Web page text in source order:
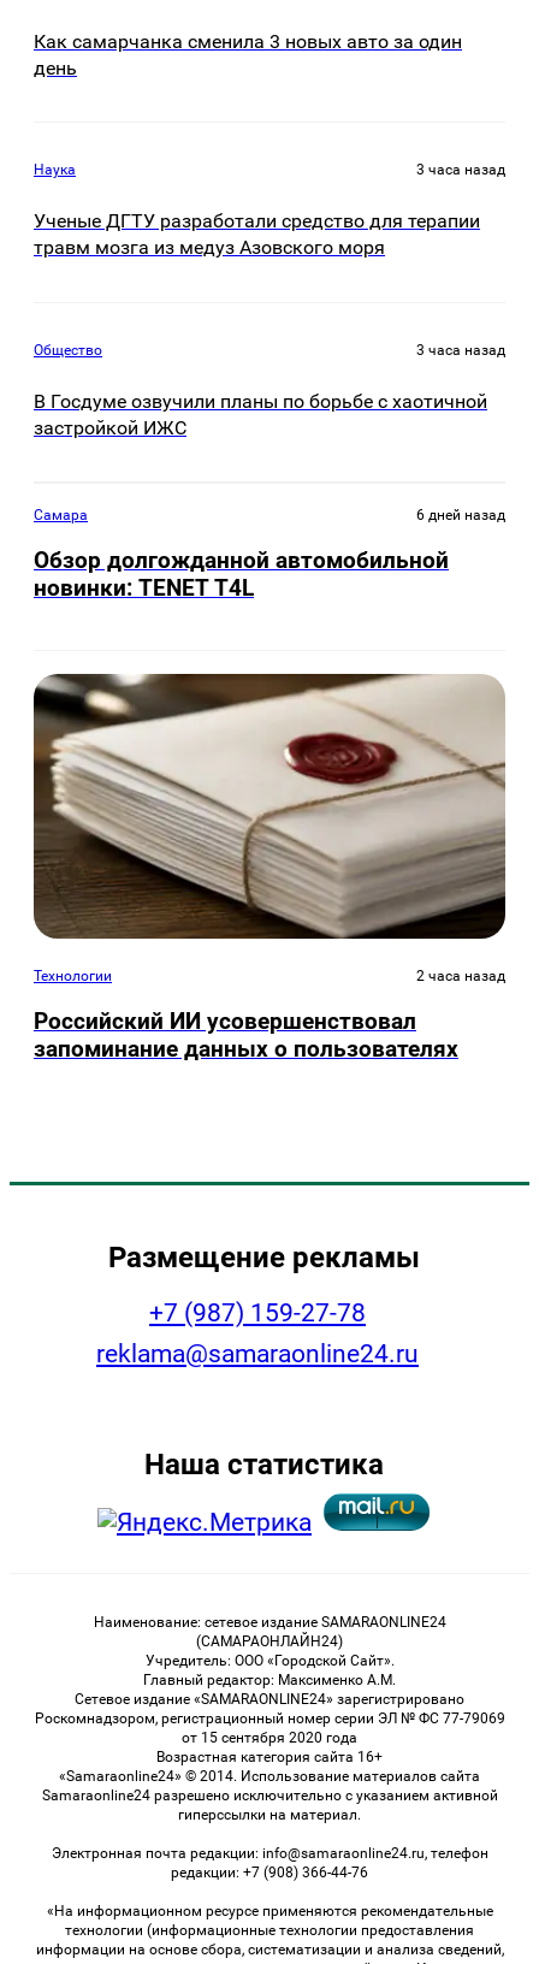
Как самарчанка сменила 3 новых авто за один
день
Наука 3 часа назад
Ученые ДГТУ разработали средство для терапии
травм мозга из медуз Азовского моря
Общество 3 часа назад
В Госдуме озвучили планы по борьбе с хаотичной
застройкой ИЖС
Самара 6 дней назад
Обзор долгожданной автомобильной
новинки: TENET Т4L
Технологии 2 часа назад
Российский ИИ усовершенствовал
запоминание данных о пользователях
Размещение рекламы
+7 (987) 159-27-78
reklama@samaraonline24.ru
Наша статистика
Наименование: сетевое издание SAMARAONLINE24
(САМАРАОНЛАЙН24)
Учредитель: ООО «Городской Сайт».
Главный редактор: Максименко А.М.
Сетевое издание «SAMARAONLINE24» зарегистрировано
Роскомнадзором, регистрационный номер серии ЭЛ № ФС 77-79069
от 15 сентября 2020 года
Возрастная категория сайта 16+
«Samaraonline24» © 2014. Использование материалов сайта
Samaraonline24 разрешено исключительно с указанием активной
гиперссылки на материал.
Электронная почта редакции: info@samaraonline24.ru, телефон
редакции: +7 (908) 366-44-76
«На информационном ресурсе применяются рекомендательные
технологии (информационные технологии предоставления
информации на основе сбора, систематизации и анализа сведений,